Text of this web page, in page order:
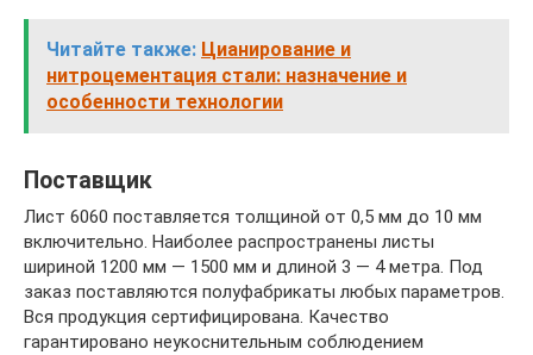
Читайте также: Цианирование и
нитроцементация стали: назначение и
особенности технологии
Поставщик
Лист 6060 поставляется толщиной от 0,5 мм до 10 мм
включительно. Наиболее распространены листы
шириной 1200 мм — 1500 мм и длиной 3 — 4 метра. Под
заказ поставляются полуфабрикаты любых параметров.
Вся продукция сертифицирована. Качество
гарантировано неукоснительным соблюдением